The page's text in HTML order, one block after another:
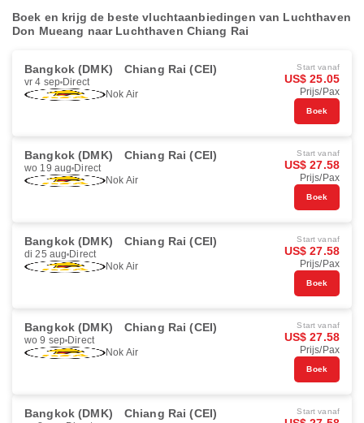
Boek en krijg de beste vluchtaanbiedingen van Luchthaven
Don Mueang naar Luchthaven Chiang Rai
Bangkok (DMK) Chiang Rai (CEI)
vr 4 sep Direct
Nok Air
Start vanaf
US$ 25.05
Prijs/Pax
Boek
Bangkok (DMK) Chiang Rai (CEI)
wo 19 aug Direct
Nok Air
Start vanaf
US$ 27.58
Prijs/Pax
Boek
Bangkok (DMK) Chiang Rai (CEI)
di 25 aug Direct
Nok Air
Start vanaf
US$ 27.58
Prijs/Pax
Boek
Bangkok (DMK) Chiang Rai (CEI)
wo 9 sep Direct
Nok Air
Start vanaf
US$ 27.58
Prijs/Pax
Boek
Bangkok (DMK) Chiang Rai (CEI) Start vanaf